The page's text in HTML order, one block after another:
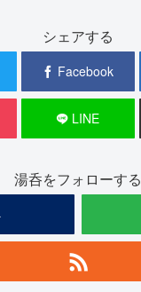
シェアする
Facebook
LINE
湯呑をフォローする